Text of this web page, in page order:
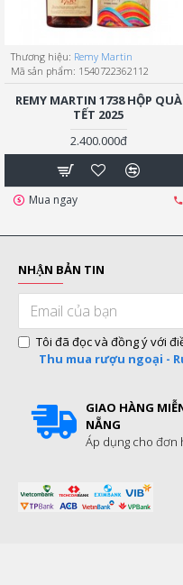
Thương hiệu: Remy Martin
Mã sản phẩm: 1540722362112
REMY MARTIN 1738 HỘP QUÀ
TẾT 2025
2.400.000đ
Mua ngay
NHẬN BẢN TIN
Tôi đã đọc và đồng ý với
Thu mua rượu ngoại -
GIAO HÀNG
NẴNG
Áp dụng cho đơn